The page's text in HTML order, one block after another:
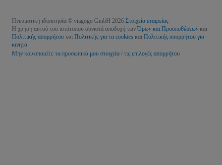
Πνευματική ιδιοκτησία © viagogo GmbH 2026 Στοιχεία εταιρείας
Η χρήση αυτού του ιστότοπου συνιστά αποδοχή τωνΌρων και Προϋποθέσεων και
Πολιτικής απορρήτου και Πολιτικής για τα cookies και Πολιτικής απορρήτου για
κινητά
Μην κοινοποιείτε τα προσωπικά μου στοιχεία / τις επιλογές απορρήτου